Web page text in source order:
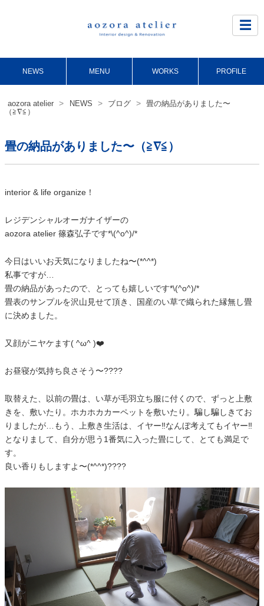
☰
NEWS MENU WORKS PROFILE
aozora atelier > NEWS > ブログ >
畳の納品がありました〜
（≧∇≦）
畳の納品がありました〜（≧∇≦）
interior & life organize！
レジデンシャルオーガナイザーの
aozora atelier 篠森弘子です*\(^o^)/*
今日はいいお天気になりましたね〜(*^^*)
私事ですが…
畳の納品があったので、とっても嬉しいです*\(^o^)/*
畳表のサンプルを沢山見せて頂き、国産のい草で織られた縁無し畳
に決めました。
又顔がニヤケます( ^ω^ )❤️
お昼寝が気持ち良さそう〜????
取替えた、以前の畳は、い草が毛羽立ち服に付くので、ずっと上敷
きを、敷いたり。ホカホカカーペットを敷いたり。騙し騙しきてお
りましたが…もう、上敷き生活は、イヤー‼️なんぼ考えてもイヤー‼️
となりまして、自分が思う1番気に入った畳にして、とても満足で
す。
良い香りもしますよ〜(*^^*)????